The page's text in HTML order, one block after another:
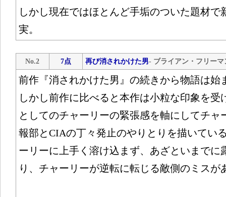
しかし現在ではほとんど手垢のついた題材で
実。
No.2 7点 再び消されかけた男- ブライアン・フリーマ
前作『消されかけた男』の続きから物語は始
しかし前作に比べると本作は小粒な印象を受
としてのチャーリーの緊張感を軸にしてチャ
報部とCIAの丁々発止のやりとりを描いてい
ーリーに上手く溶け込まず、あざといまでに
り、チャーリーが逆転に転じる敵側のミスが